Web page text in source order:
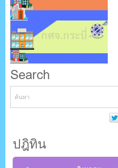
Search
ปฎิทิน